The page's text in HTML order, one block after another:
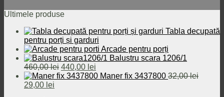
Ultimele produse
Tabla decupată
pentru porți și garduri
Arcade pentru porți
Balustru scara 1206/1
460,00lei Prețul
inițial
440,00 lei
curent
Maner fix 3437800 32,00lei
Prețul
29,00 lei